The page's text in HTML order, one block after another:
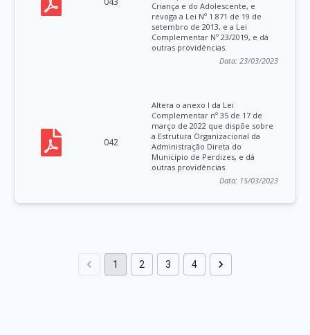
Criança e do Adolescente, e
revoga a Lei Nº 1.871 de 19 de
setembro de 2013, e a Lei
Complementar Nº 23/2019, e dá
outras providências.
Data:23/03/2023
042
Altera o anexo I da Lei
Complementar nº 35 de 17 de
março de 2022 que dispõe sobre
a Estrutura Organizacional da
Administração Direta do
Município de Perdizes, e dá
outras providências.
Data: 15/03/2023
1 2 3 4